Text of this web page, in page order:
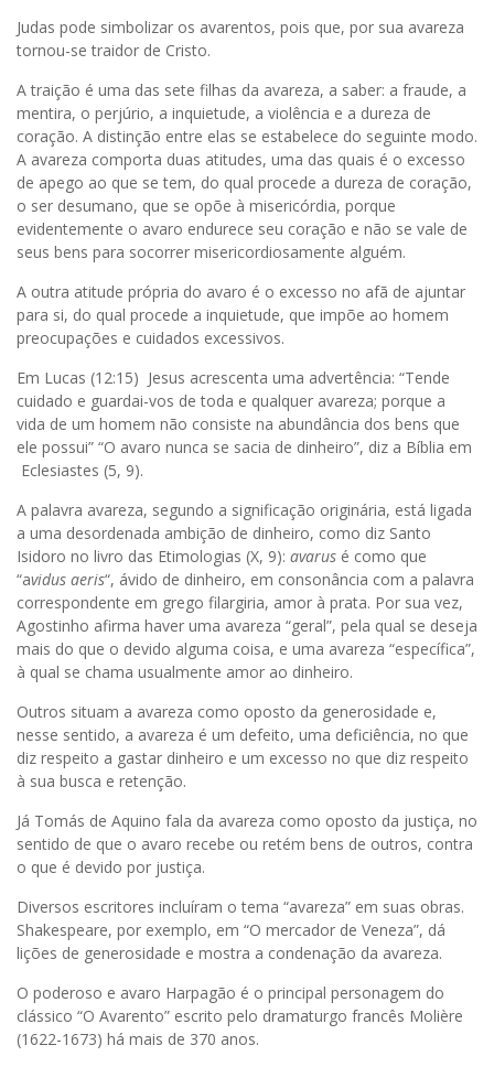
Judas pode simbolizar os avarentos, pois que, por sua avareza
tornou-se traidor de Cristo.
A traição é uma das sete filhas da avareza, a saber: a fraude, a
mentira, o perjúrio, a inquietude, a violência e a dureza de
coração. A distinção entre elas se estabelece do seguinte modo.
A avareza comporta duas atitudes, uma das quais é o excesso
de apego ao que se tem, do qual procede a dureza de coração,
o ser desumano, que se opõe à misericórdia, porque
evidentemente o avaro endurece seu coração e não se vale de
seus bens para socorrer misericordiosamente alguém.
A outra atitude própria do avaro é o excesso no afã de ajuntar
para si, do qual procede a inquietude, que impõe ao homem
preocupações e cuidados excessivos.
Em Lucas (12:15) Jesus acrescenta uma advertência: “Tende
cuidado e guardai-vos de toda e qualquer avareza; porque a
vida de um homem não consiste na abundância dos bens que
ele possui” “O avaro nunca se sacia de dinheiro”, diz a Bíblia em
Eclesiastes (5, 9).
A palavra avareza, segundo a significação originária, está ligada
a uma desordenada ambição de dinheiro, como diz Santo
Isidoro no livro das Etimologias (X, 9): avarus é como que
“avidus aeris“, ávido de dinheiro, em consonância com a palavra
correspondente em grego filargiria, amor à prata. Por sua vez,
Agostinho afirma haver uma avareza “geral”, pela qual se deseja
mais do que o devido alguma coisa, e uma avareza “específica”,
à qual se chama usualmente amor ao dinheiro.
Outros situam a avareza como oposto da generosidade e,
nesse sentido, a avareza é um defeito, uma deficiência, no que
diz respeito a gastar dinheiro e um excesso no que diz respeito
à sua busca e retenção.
Já Tomás de Aquino fala da avareza como oposto da justiça, no
sentido de que o avaro recebe ou retém bens de outros, contra
o que é devido por justiça.
Diversos escritores incluíram o tema “avareza” em suas obras.
Shakespeare, por exemplo, em “O mercador de Veneza”, dá
lições de generosidade e mostra a condenação da avareza.
O poderoso e avaro Harpagão é o principal personagem do
clássico “O Avarento” escrito pelo dramaturgo francês Molière
(1622-1673) há mais de 370 anos.